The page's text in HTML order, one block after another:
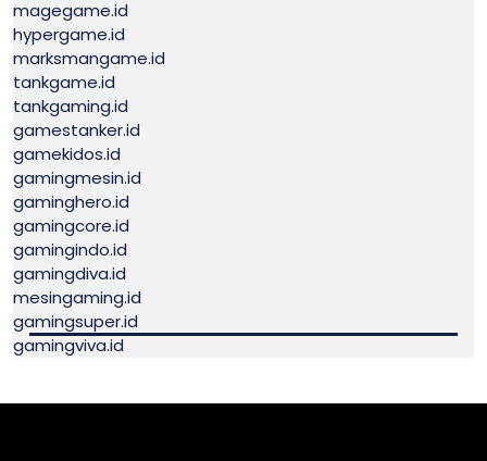
magegame.id
hypergame.id
marksmangame.id
tankgame.id
tankgaming.id
gamestanker.id
gamekidos.id
gamingmesin.id
gaminghero.id
gamingcore.id
gamingindo.id
gamingdiva.id
mesingaming.id
gamingsuper.id
gamingviva.id